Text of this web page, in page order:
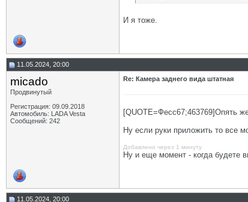
И я тоже.
11.05.2024, 20:00
micado
Продвинутый
Регистрация: 09.09.2018
Автомобиль: LADA Vesta
Сообщений: 242
Re: Камера заднего вида штатная
[QUOTE=Фесс67;463769]Опять
Ну если руки приложить то все
Добавлено через 1 минуту
Ну и еще момент - когда будете
11.05.2024, 20:00